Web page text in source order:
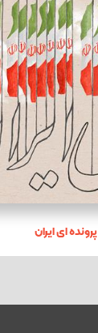
پرونده ای ایران